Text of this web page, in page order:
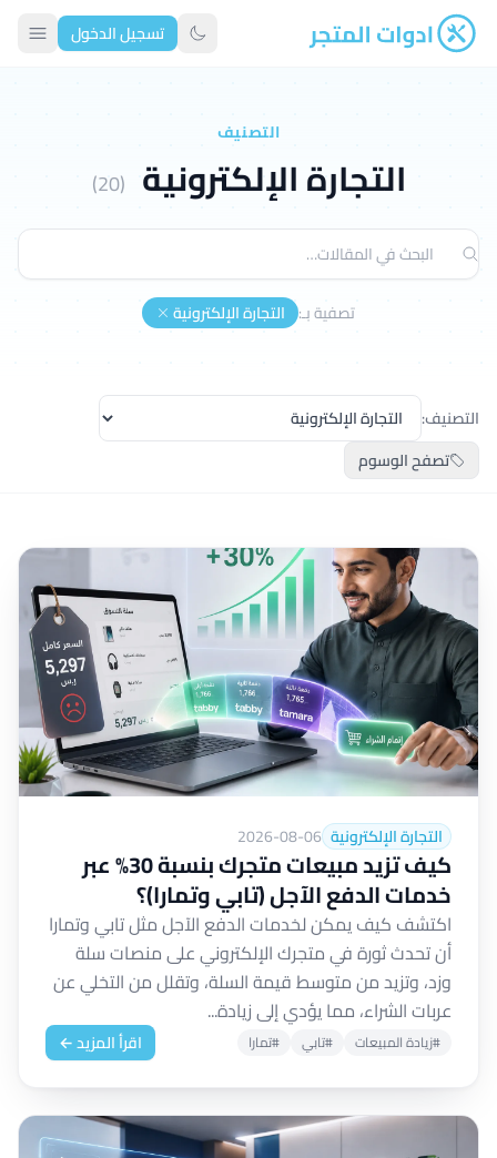
ادوات المتجر تبديل الوضع الداكن
تسجيل الدخول
التصنيف
التجارة الإلكترونية (20)
تصفية بـ: التجارة الإلكترونية
التصنيف:
تصفح الوسوم
التجارة الإلكترونية 2026-08-06
كيف تزيد مبيعات متجرك بنسبة 30% عبر
خدمات الدفع الآجل (تابي وتمارا)؟
اكتشف كيف يمكن لخدمات الدفع الآجل مثل تابي وتمارا
أن تحدث ثورة في متجرك الإلكتروني على منصات سلة
وزد، وتزيد من متوسط قيمة السلة، وتقلل من التخلي عن
عربات الشراء، مما يؤدي إلى زيادة...
#زيادة المبيعات #تابي #تمارا اقرأ المزيد ←